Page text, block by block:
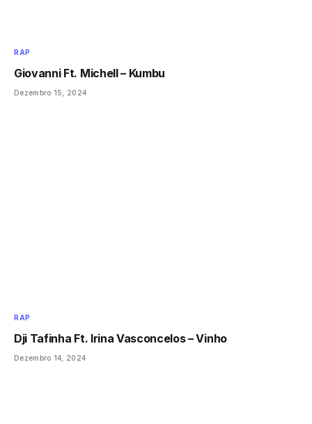
RAP
Giovanni Ft. Michell – Kumbu
Dezembro 15, 2024
RAP
Dji Tafinha Ft. Irina Vasconcelos – Vinho
Dezembro 14, 2024